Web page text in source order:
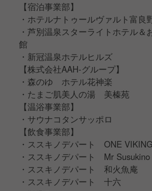
【宿泊事業部】
・ホテルナトゥールヴァルト富良
・芦別温泉スターライトホテル＆
館
・新冠温泉ホテルヒルズ
【株式会社AAH‐グループ】
・森のゆ ホテル花神楽
・たまご肌美人の湯 美榛苑
【温浴事業部】
・サウナコタンサッポロ
【飲食事業部】
・ススキノデパート ONE VIKING
・ススキノデパート Mr Susukino
・ススキノデパート 和火魚庵
・ススキノデパート 十六